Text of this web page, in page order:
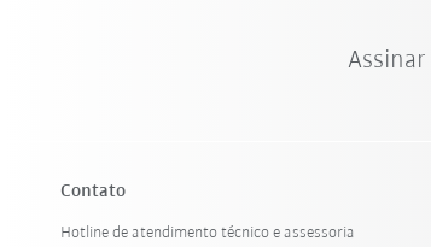
Contato
Hotline de atendimento técnico e assessoria